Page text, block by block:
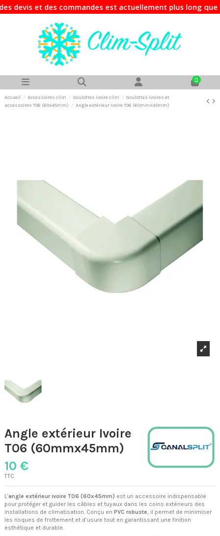
et des commandes est actuellement plus long que
0
Accueil Accessoires clim Goulottes ivoire clim
Goulottes ivoires et
accessoires T06 (60x45mm)
Angle extérieur Ivoire T06 (60mmx45mm)
Angle extérieur Ivoire
T06 (60mmx45mm)
10 €
TTC
L’angle extérieur ivoire T06 (60x45mm) est un accessoire indispensable
pour protéger et guider les câbles et tuyaux dans les coins extérieurs des
installations de climatisation. Conçu en PVC robuste, il permet de minimiser
les risques de frottement et d’usure tout en garantissant une finition
esthétique et durable.